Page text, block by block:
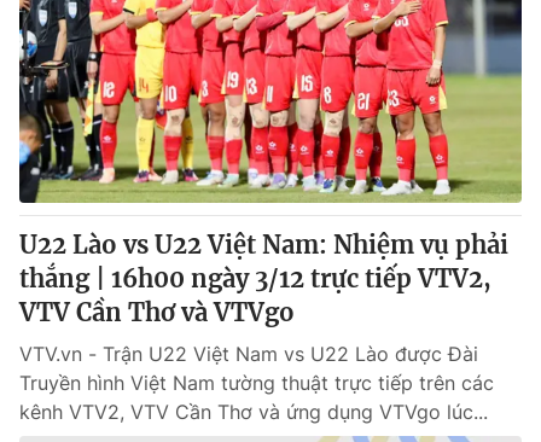
Cơ quan báo chí:Thời báo VTV
Giấy phép hoạt động báo in và báo điện tử số 483/GP-BTTTT
cấp ngày 29/12/2023
Tổng Biên tập:Vũ Thanh Thủy
Phó Tổng Biên tập:Nguyễn Thị Mỹ Hạnh, Phạm Quốc Thắng,
Nguyễn Trọng Ninh
Tổng đài VTV:024.38 355 931 - 024.38 355 932
Ðiện thoại Thời báo VTV:024.66 897 897
Email:toasoan@vtv.vn
Liên hệ quảng cáo:024-7300.7108
U22 Lào vs U22 Việt Nam: Nhiệm vụ phải
thắng | 16h00 ngày 3/12 trực tiếp VTV2,
VTV Cần Thơ và VTVgo
VTV.vn - Trận U22 Việt Nam vs U22 Lào được Đài
Truyền hình Việt Nam tường thuật trực tiếp trên các
kênh VTV2, VTV Cần Thơ và ứng dụng VTVgo lúc...